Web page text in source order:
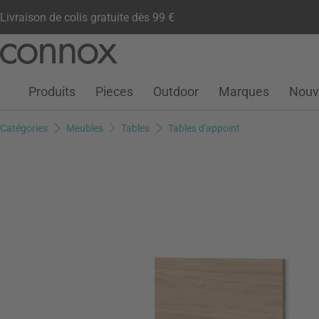
Livraison de colis gratuite dès 99 €
contenu
Compte clientListe de souhaits
Warenkorb
Produits Pieces Outdoor Marques
Catégories Meubles Tables Tables d'appoint